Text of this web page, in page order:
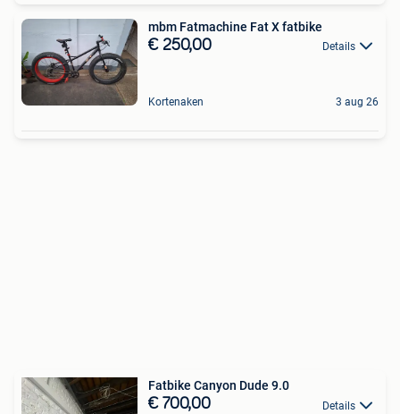
mbm Fatmachine Fat X fatbike
€ 250,00 Details
Kortenaken 3 aug 26
Fatbike Canyon Dude 9.0
€ 700,00 Details